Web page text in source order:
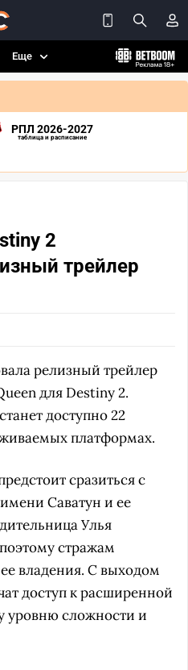
Еще
РПЛ 2026-2027
таблица и расписание
2
трейлер
релизный трейлер
для Destiny 2.
доступно 22
платформах.
сразиться с
Саватун и ее
Улья
стражам
владения. С выходом
доступ к расширенной
уровню сложности и